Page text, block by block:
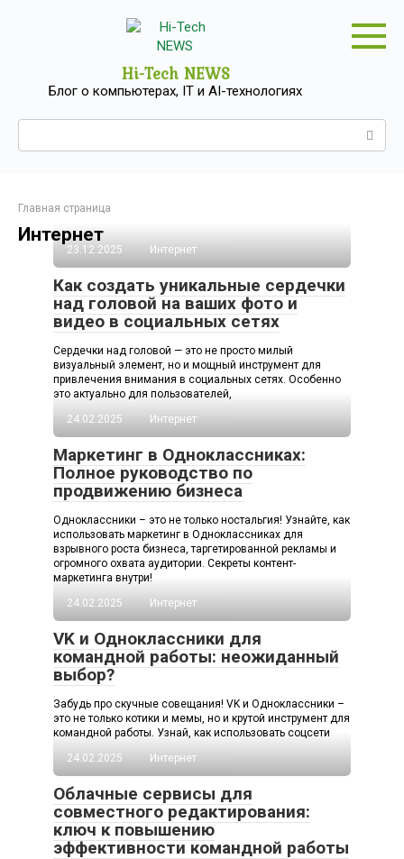
Hi-Tech NEWS
Блог о компьютерах, IT и AI-технологиях
Главная страница
Интернет
23.12.2025 Интернет
Как создать уникальные сердечки
над головой на ваших фото и
видео в социальных сетях
Сердечки над головой — это не просто милый
визуальный элемент, но и мощный инструмент для
привлечения внимания в социальных сетях. Особенно
это актуально для пользователей,
24.02.2025
Интернет
Маркетинг в Одноклассниках:
Полное руководство по
продвижению бизнеса
Одноклассники – это не только ностальгия! Узнайте, как
использовать маркетинг в Одноклассниках для
взрывного роста бизнеса, таргетированной рекламы и
огромного охвата аудитории. Секреты контент-
маркетинга внутри!
24.02.2025
Интернет
VK и Одноклассники для
командной работы: неожиданный
выбор?
Забудь про скучные совещания! VK и Одноклассники –
это не только котики и мемы, но и крутой инструмент для
командной работы. Узнай, как использовать соцсети
24.02.2025
Интернет
Облачные сервисы для
совместного редактирования:
ключ к повышению
эффективности командной работы